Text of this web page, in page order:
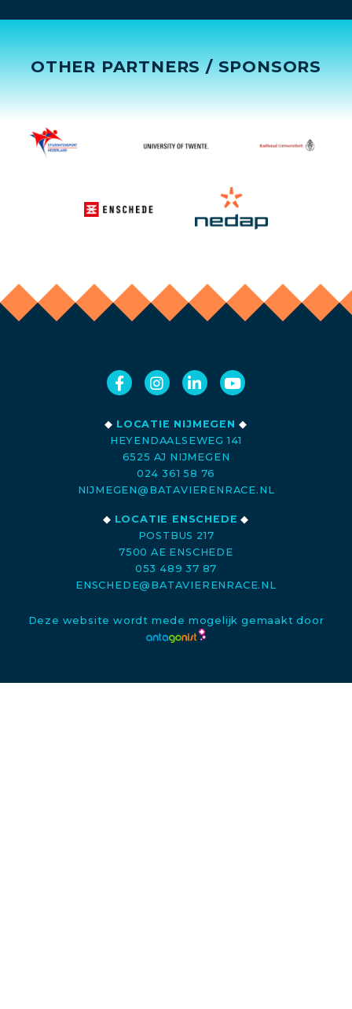
OTHER PARTNERS / SPONSORS
◆ LOCATIE NIJMEGEN ◆
HEYENDAALSEWEG 141
6525 AJ NIJMEGEN
024 361 58 76
NIJMEGEN@BATAVIERENRACE.NL
◆ LOCATIE ENSCHEDE ◆
POSTBUS 217
7500 AE ENSCHEDE
053 489 37 87
ENSCHEDE@BATAVIERENRACE.NL
Deze website wordt mede mogelijk gemaakt door